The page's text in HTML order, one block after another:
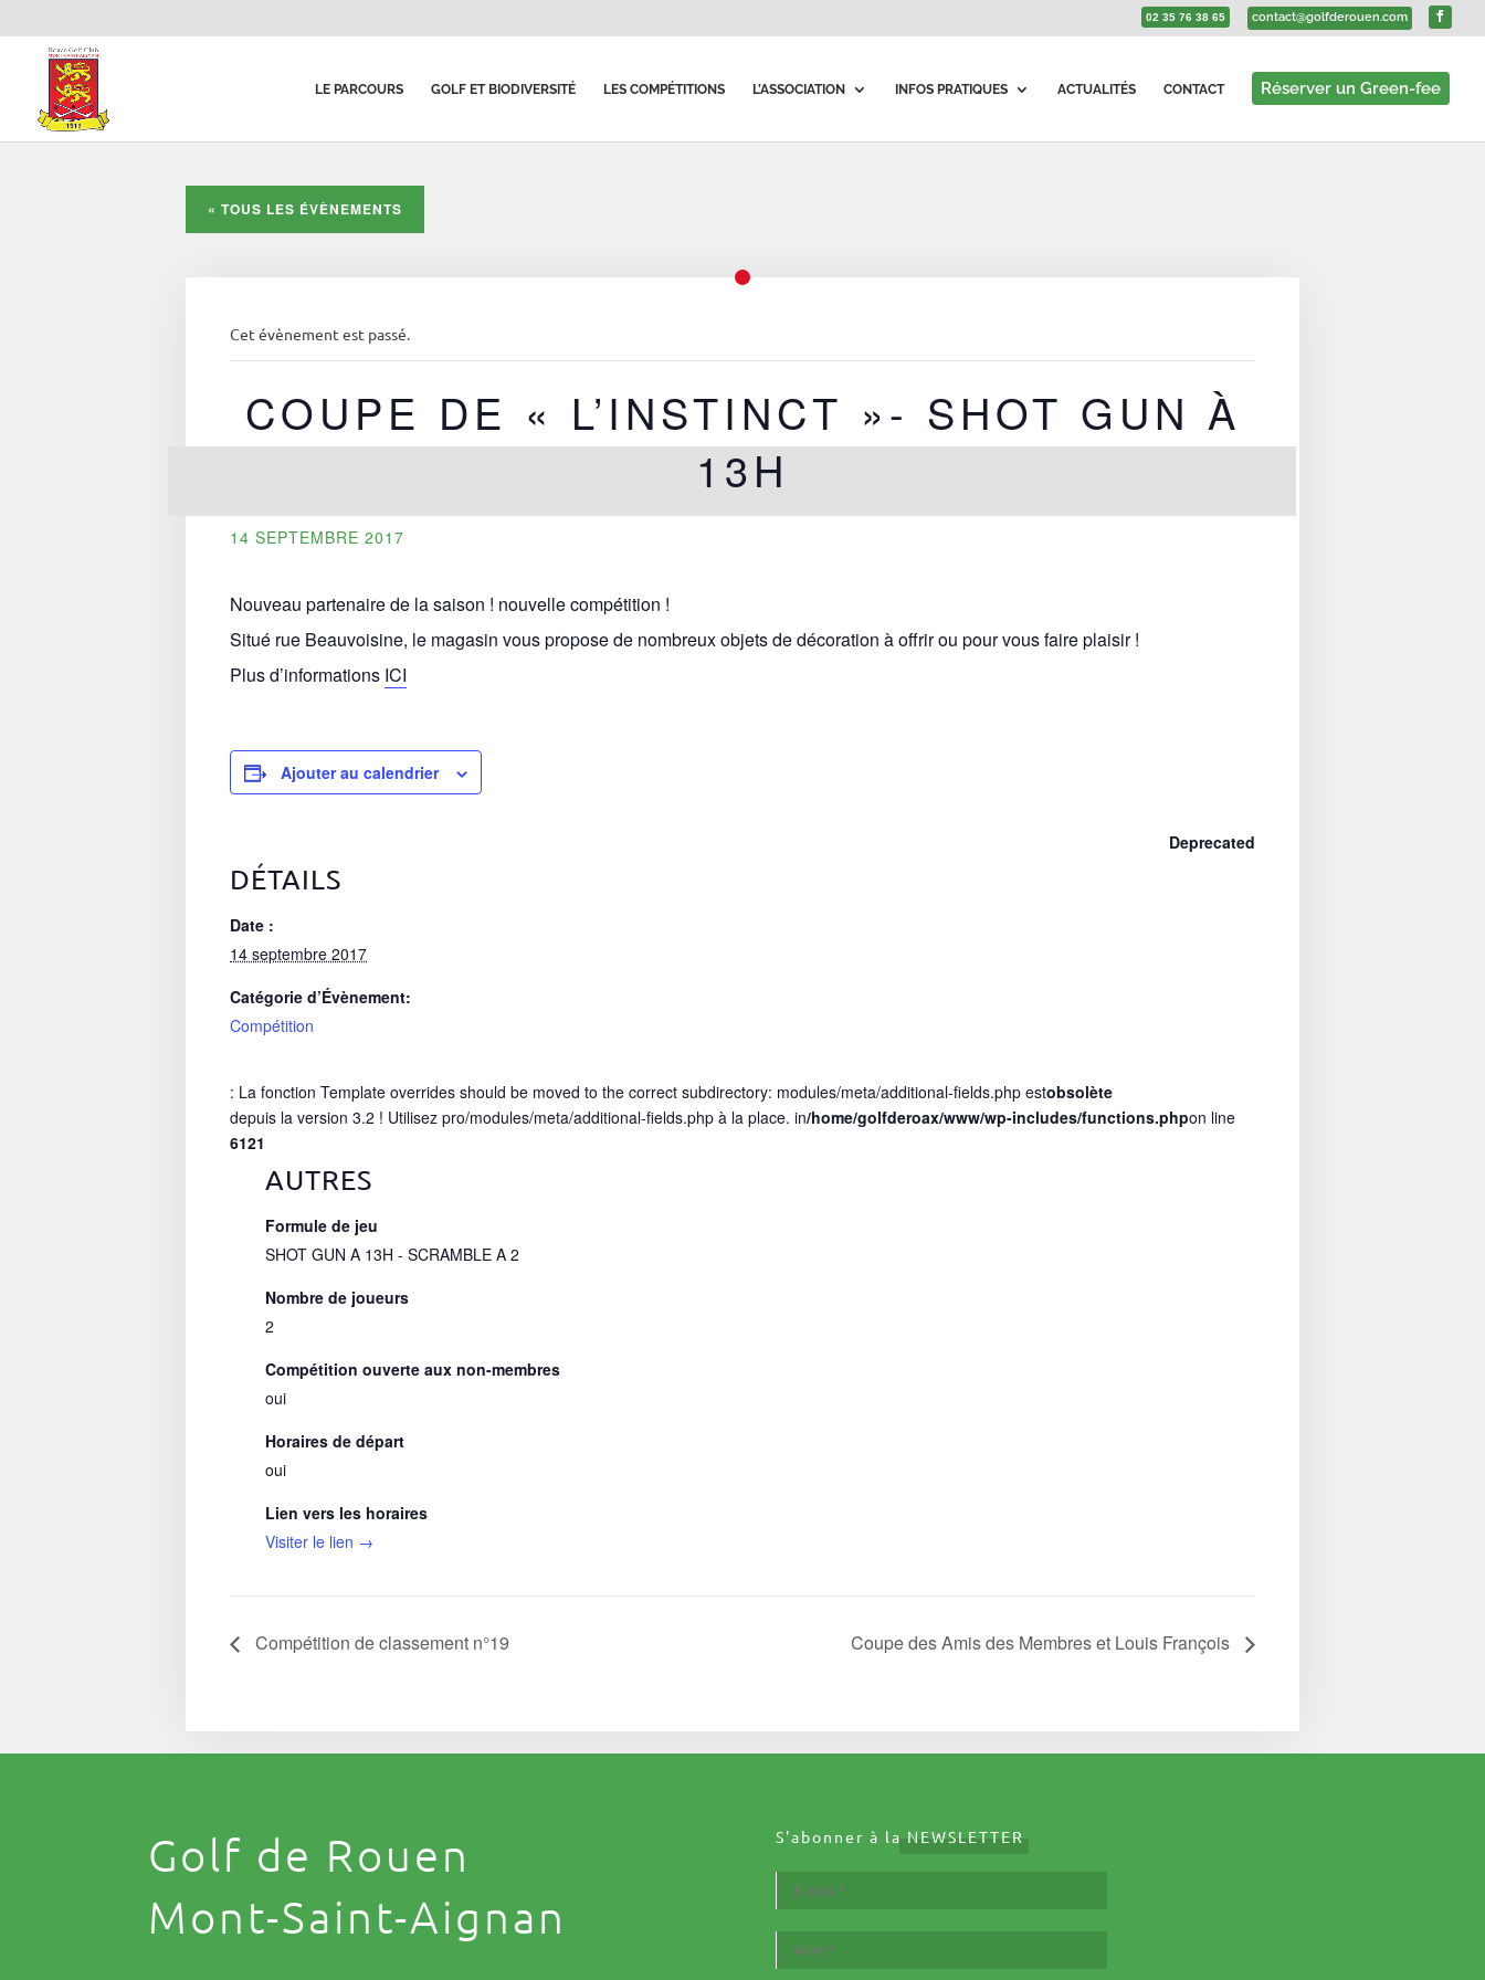
02 35 76 38 65 contact@golfderouen.com
LE PARCOURS GOLF ET BIODIVERSITÉ LES COMPÉTITIONS L’ASSOCIATION INFOS PRATIQUES ACTUALITÉS CONTACT Réserver un Green-fee
« TOUS LES ÉVÈNEMENTS
Cet évènement est passé.
COUPE DE « L’INSTINCT »- SHOT GUN À
13H
14 SEPTEMBRE 2017
Nouveau partenaire de la saison ! nouvelle compétition !
Situé rue Beauvoisine, le magasin vous propose de nombreux objets de décoration à offrir ou pour vous faire plaisir !
Plus d’informations ICI
Ajouter au calendrier
DÉTAILS
Date :
14 septembre 2017
Catégorie d’Évènement:
Compétition
Deprecated
: La fonction Template overrides should be moved to the correct subdirectory: modules/meta/additional-fields.php estobsolète
depuis la version 3.2 ! Utilisez pro/modules/meta/additional-fields.php à la place. in/home/golfderoax/www/wp-includes/functions.phpon line
6121
AUTRES
Formule de jeu
SHOT GUN A 13H - SCRAMBLE A 2
Nombre de joueurs
2
Compétition ouverte aux non-membres
oui
Horaires de départ
oui
Lien vers les horaires
Visiter le lien →
Compétition de classement n°19 Coupe des Amis des Membres et Louis François
Golf de Rouen
Mont-Saint-Aignan
S'abonner à la NEWSLETTER